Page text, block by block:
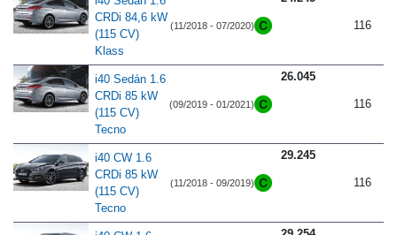
CRDi 84,6 kW
(115 CV)
Klass
(11/2018 - 07/2020) 116
i40 Sedán 1.6
CRDi 85 kW
(115 CV)
Tecno
(09/2019 - 01/2021)
26.045
116
i40 CW 1.6
CRDi 85 kW
(115 CV)
Tecno
(11/2018 - 09/2019)
29.245
116